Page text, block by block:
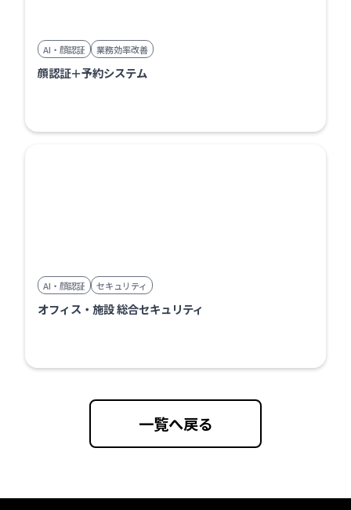
AI・顔認証 業務効率改善
顔認証＋予約システム
AI・顔認証 セキュリティ
オフィス・施設 総合セキュリティ
一覧へ戻る